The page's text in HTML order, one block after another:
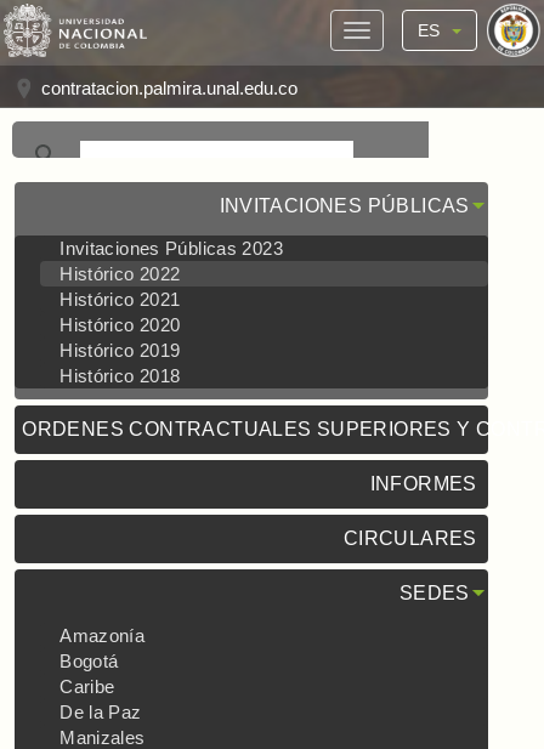
ES
contratacion.palmira.unal.edu.co
INVITACIONES PÚBLICAS
Invitaciones Públicas 2023
Histórico 2022
Histórico 2021
Histórico 2020
Histórico 2019
Histórico 2018
ORDENES CONTRACTUALES SUPERIORES Y
INFORMES
CIRCULARES
SEDES
Amazonía
Bogotá
Caribe
De la Paz
Manizales